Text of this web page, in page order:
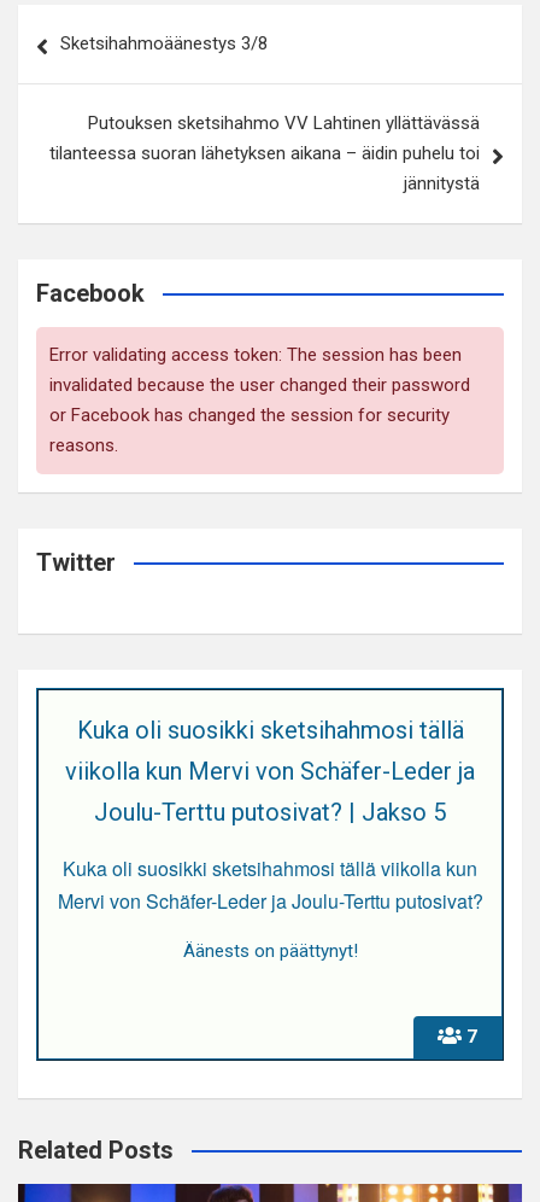
selaus
Sketsihahmoäänestys 3/8
Putouksen sketsihahmo VV Lahtinen yllättävässä
tilanteessa suoran lähetyksen aikana – äidin puhelu toi
jännitystä
Facebook
Error validating access token: The session has been
invalidated because the user changed their password
or Facebook has changed the session for security
reasons.
Twitter
7
Kuka oli suosikki sketsihahmosi tällä
viikolla kun Mervi von Schäfer-Leder ja
Joulu-Terttu putosivat? | Jakso 5
Kuka oli suosikki sketsihahmosi tällä viikolla kun
Mervi von Schäfer-Leder ja Joulu-Terttu putosivat?
Äänests on päättynyt!
Related Posts